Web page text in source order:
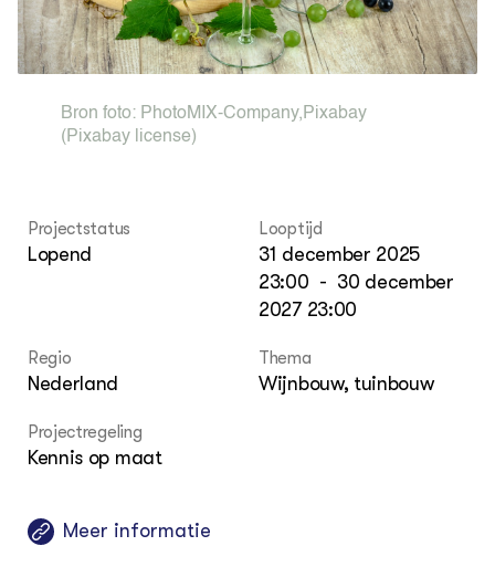
Columns & Blogs
ZIE OOK
In de regio
Projecten
Lectoraten
LEREN
Over ons
Contact
ENGLISH
Search the Knowledge base
Bron foto: PhotoMIX-Company, Pixabay
(Pixabay license)
Projectstatus
Lopend
Looptijd
31 december 2025
23:00 - 30 december
2027 23:00
Regio
Nederland
Thema
Wijnbouw, tuinbouw
Projectregeling
Kennis op maat
Meer informatie